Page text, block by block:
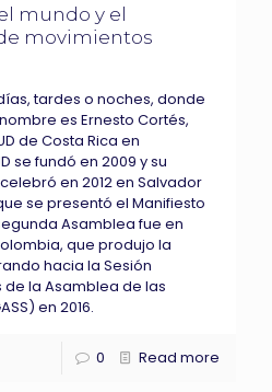
mundo y el
movimientos
tardes o noches, donde
es Ernesto Cortés,
de Costa Rica en
se fundó en 2009 y su
en 2012 en Salvador
se presentó el Manifiesto
Asamblea fue en
que produjo la
hacia la Sesión
la Asamblea de las
en 2016.
0 Read more